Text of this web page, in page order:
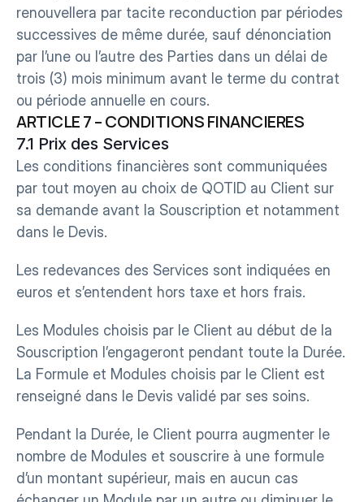
renouvellera par tacite reconduction par périodes
successives de même durée, sauf dénonciation
par l’une ou l’autre des Parties dans un délai de
trois (3) mois minimum avant le terme du contrat
ou période annuelle en cours.
ARTICLE 7 – CONDITIONS FINANCIERES
7.1 Prix des Services
Les conditions financières sont communiquées
par tout moyen au choix de QOTID au Client sur
sa demande avant la Souscription et notamment
dans le Devis.
Les redevances des Services sont indiquées en
euros et s’entendent hors taxe et hors frais.
Les Modules choisis par le Client au début de la
Souscription l’engageront pendant toute la Durée.
La Formule et Modules choisis par le Client est
renseigné dans le Devis validé par ses soins.
Pendant la Durée, le Client pourra augmenter le
nombre de Modules et souscrire à une formule
d’un montant supérieur, mais en aucun cas